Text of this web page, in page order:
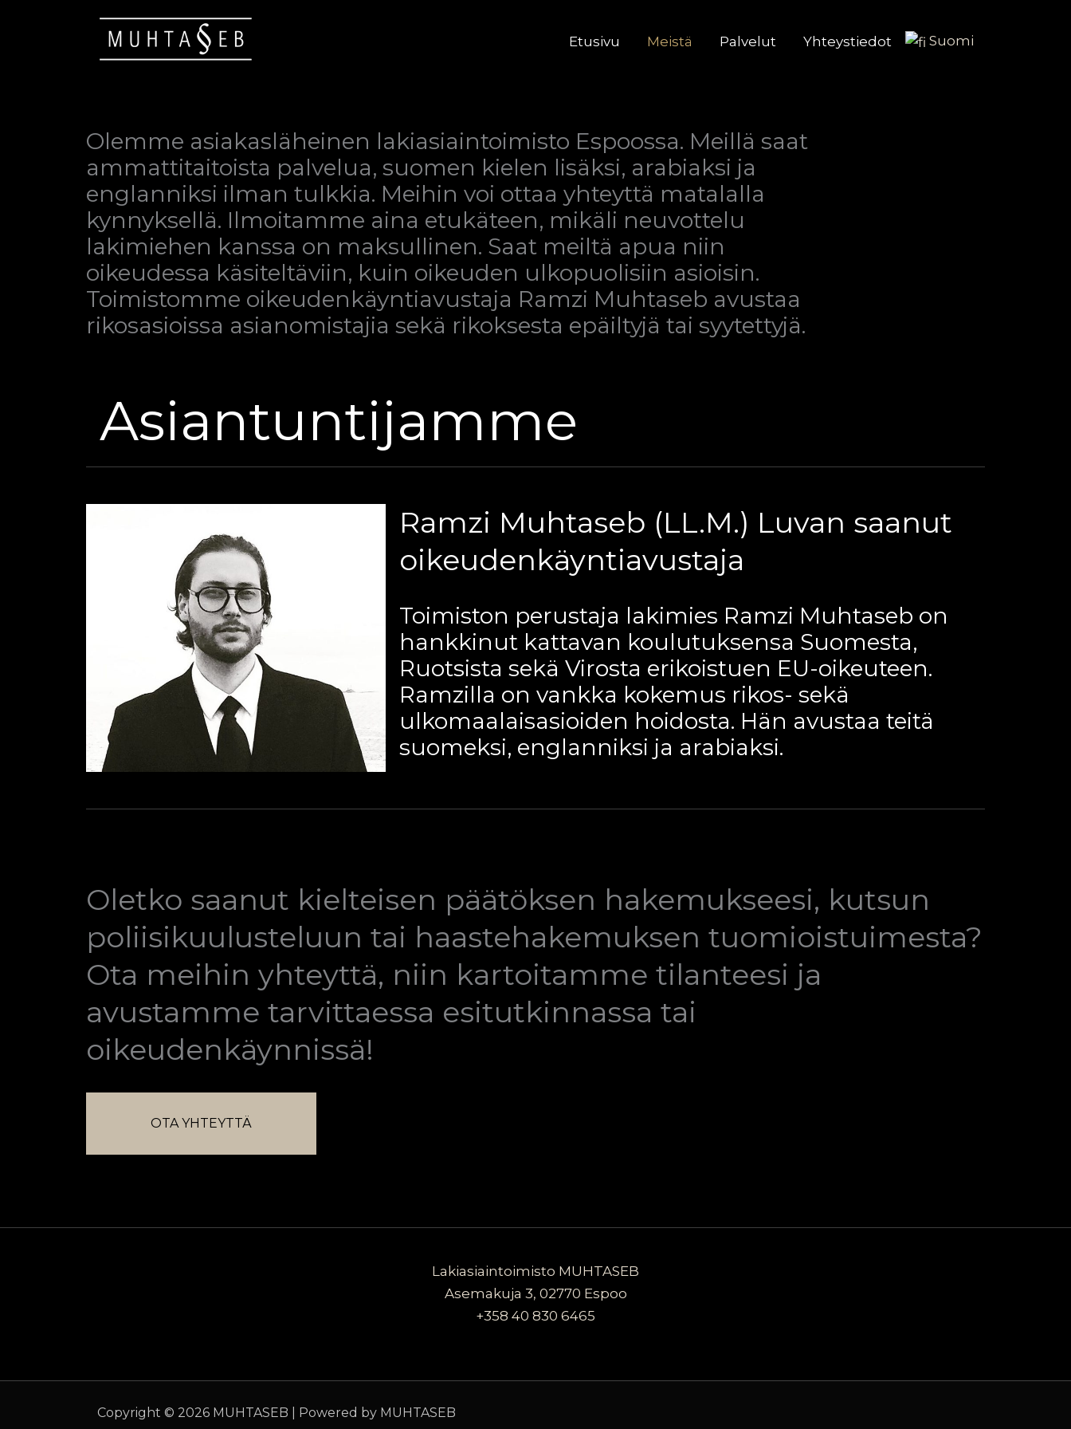
Etusivu Meistä Palvelut Yhteystiedot Suomi
Olemme asiakasläheinen lakiasiaintoimisto Espoossa. Meillä saat
ammattitaitoista palvelua, suomen kielen lisäksi, arabiaksi ja
englanniksi ilman tulkkia. Meihin voi ottaa yhteyttä matalalla
kynnyksellä. Ilmoitamme aina etukäteen, mikäli neuvottelu
lakimiehen kanssa on maksullinen. Saat meiltä apua niin
oikeudessa käsiteltäviin, kuin oikeuden ulkopuolisiin asioisin.
Toimistomme oikeudenkäyntiavustaja Ramzi Muhtaseb avustaa
rikosasioissa asianomistajia sekä rikoksesta epäiltyjä tai syytettyjä.
Asiantuntijamme
Ramzi Muhtaseb (LL.M.) Luvan saanut
oikeudenkäyntiavustaja​
Toimiston perustaja lakimies Ramzi Muhtaseb on
hankkinut kattavan koulutuksensa Suomesta,
Ruotsista sekä Virosta erikoistuen EU-oikeuteen.
Ramzilla on vankka kokemus rikos- sekä
ulkomaalaisasioiden hoidosta. Hän avustaa teitä
suomeksi, englanniksi ja arabiaksi.
Oletko saanut kielteisen päätöksen hakemukseesi, kutsun
poliisikuulusteluun tai haastehakemuksen tuomioistuimesta?
Ota meihin yhteyttä, niin kartoitamme tilanteesi ja
avustamme tarvittaessa esitutkinnassa tai
oikeudenkäynnissä!
OTA YHTEYTTÄ
Lakiasiaintoimisto MUHTASEB
Asemakuja 3, 02770 Espoo
+358 40 830 6465
Copyright © 2026 MUHTASEB | Powered by MUHTASEB